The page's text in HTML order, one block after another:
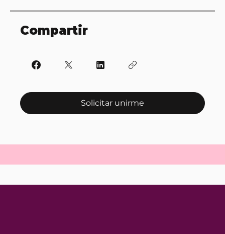
Compartir
Solicitar unirme